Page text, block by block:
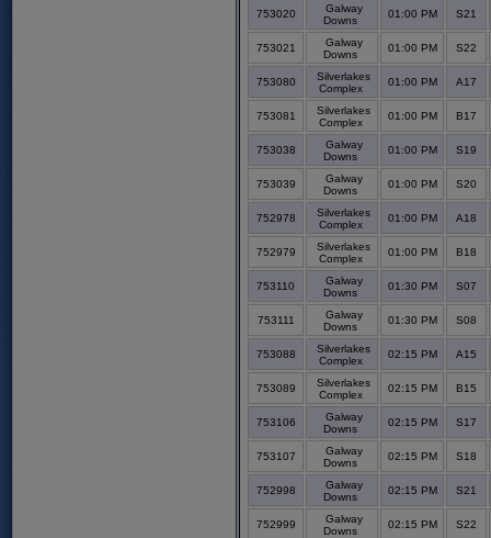
753020
Galway
Downs
01:00 PM S21
753021
Galway
Downs
01:00 PM S22
753080
Silverlakes
Complex
01:00 PM A17
753081
Silverlakes
Complex
01:00 PM B17
753038
Galway
Downs
01:00 PM S19
753039
Galway
Downs
01:00 PM S20
752978
Silverlakes
Complex
01:00 PM A18
752979
Silverlakes
Complex
01:00 PM B18
753110
Galway
Downs
01:30 PM S07
753111
Galway
Downs
01:30 PM S08
753088
Silverlakes
Complex
02:15 PM A15
753089
Silverlakes
Complex
02:15 PM B15
753106
Galway
Downs
02:15 PM S17
753107
Galway
Downs
02:15 PM S18
752998
Galway
Downs
02:15 PM S21
752999
Galway
Downs
02:15 PM S22